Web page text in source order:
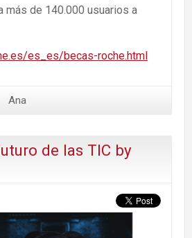
más de 140.000 usuarios a
es_es/becas-roche.html
Ana
de las TIC by